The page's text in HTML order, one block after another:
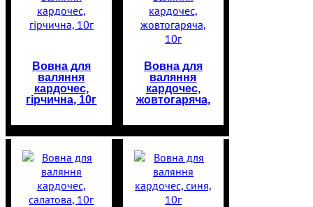
Вовна для
валяння
кардочес,
гірчична, 10г
Вовна для
валяння
кардочес,
жовтогаряча,